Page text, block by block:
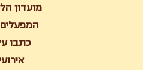
מועדון
כתבו